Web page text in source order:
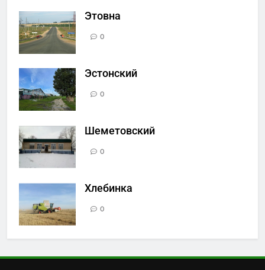
Этовна
0
Эстонский
0
Шеметовский
0
Хлебинка
0